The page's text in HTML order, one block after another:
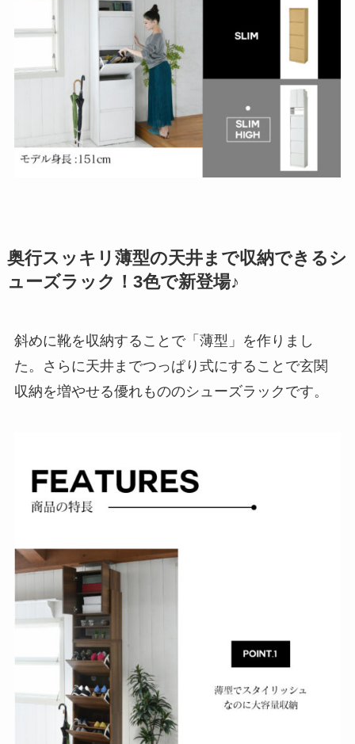
奥行スッキリ薄型の天井まで収納できるシ
ューズラック！3色で新登場♪
斜めに靴を収納することで「薄型」を作りまし
た。さらに天井までつっぱり式にすることで玄関
収納を増やせる優れもののシューズラックです。